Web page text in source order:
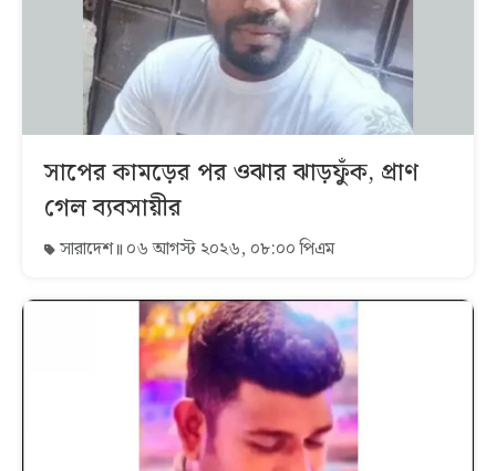
সাপের কামড়ের পর ওঝার ঝাড়ফুঁক, প্রাণ
গেল ব্যবসায়ীর
সারাদেশ ০৬ আগস্ট ২০২৬, ০৮:০০ পিএম